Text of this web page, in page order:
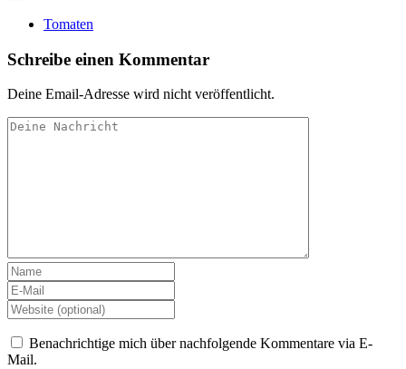
Tomaten
Schreibe einen Kommentar
Deine Email-Adresse wird nicht veröffentlicht.
Benachrichtige mich über nachfolgende Kommentare via E-
Mail.